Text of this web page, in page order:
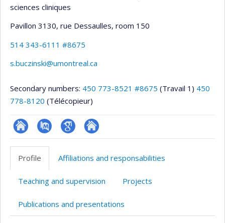
sciences cliniques
Pavillon 3130, rue Dessaulles, room 150
514 343-6111 #8675
s.buczinski@umontreal.ca
Secondary numbers: 450 773-8521 #8675 (Travail 1) 450
778-8120 (Télécopieur)
ResearchGate
PubMedGoogle
Scholar
Autre
Profile Affiliations and responsabilities
Teaching and supervision Projects
Publications and presentations